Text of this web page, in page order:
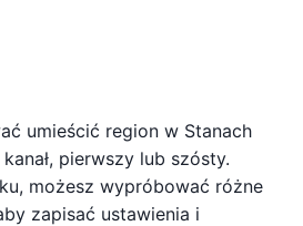
umieścić region w Stanach
pierwszy lub szósty.
możesz wypróbować różne
zapisać ustawienia i